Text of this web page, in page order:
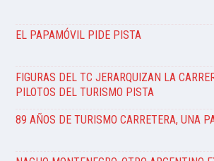
EL PAPAMÓVIL PIDE PISTA
FIGURAS DEL TC JERARQUIZAN LA
PILOTOS DEL TURISMO PISTA
89 AÑOS DE TURISMO CARRETERA, UNA